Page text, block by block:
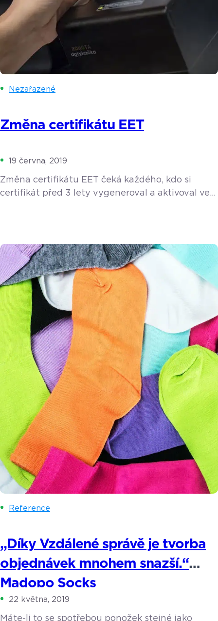
Nezařazené
Změna certifikátu EET
19 června, 2019
Změna certifikátu EET čeká každého, kdo si
certifikát před 3 lety vygeneroval a aktivoval ve
Zjištění platnosti certifikátu EET Změna
certifikátu EET je ve vaší zodpovědnosti. Pro
správnou evidenci tržeb je velmi důležité, abyste
si datum […]
Reference
„Díky Vzdálené správě je tvorba
objednávek mnohem snazší.“
Madopo Socks
22 května, 2019
Máte-li to se spotřebou ponožek stejné jako